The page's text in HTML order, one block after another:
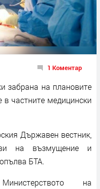
1 Коментар
забрана на плановите
в частните медицински
Държавен вестник,
на възмущение и
БТА.
на